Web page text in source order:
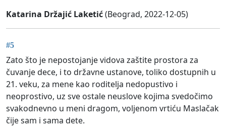
Katarina Držajić Laketić(Beograd, 2022-12-05)
#5
Zato što je nepostojanje vidova zaštite prostora za
čuvanje dece, i to državne ustanove, toliko dostupnih u
21. veku, za mene kao roditelja nedopustivo i
neoprostivo, uz sve ostale neuslove kojima svedočimo
svakodnevno u meni dragom, voljenom vrtiću Maslačak
čije sam i sama dete.